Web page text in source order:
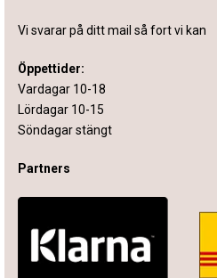
Vi svarar på ditt mail så fort vi kan
Öppettider:
Vardagar 10-18
Lördagar 10-15
Söndagar stängt
Partners